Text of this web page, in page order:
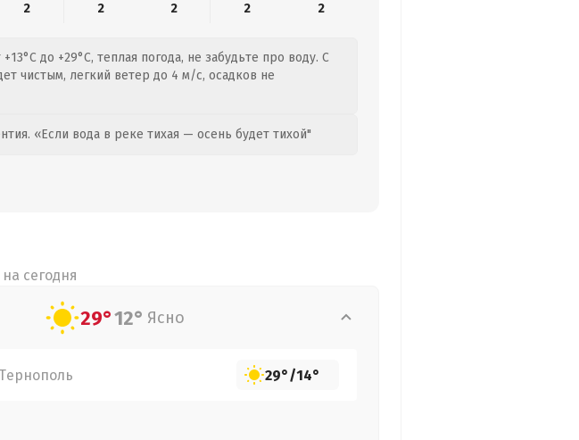
2 2 2 2 2
до +29°C, теплая погода, не забудьте про воду. С
чистым, легкий ветер до 4 м/с, осадков не
«Если вода в реке тихая — осень будет тихой"
сегодня
29°12° Ясно
Тернополь 29°/14°